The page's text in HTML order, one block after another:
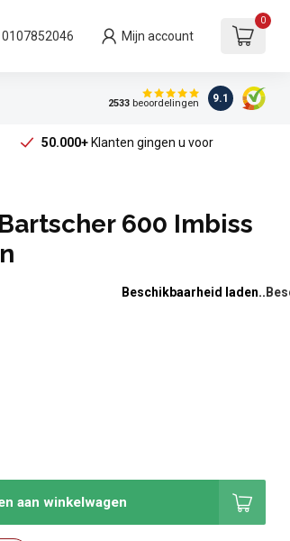
0107852046 Mijn account
0
2533beoordelingen 9.1
50.000+Klanten gingen u voor
600 Imbiss
Beschikbaarheid laden..
aan winkelwagen